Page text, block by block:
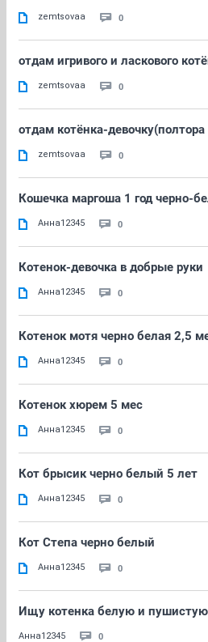
zemtsovaa 0
отдам игривого и ласкового
zemtsovaa 0
отдам котёнка-
zemtsovaa 0
Кошечка маргоша 1 год черно-
Анна12345 0
Котенок-девочка в добрые руки
Анна12345 0
Котенок мотя черно белая 2,5
Анна12345 0
Котенок хюрем 5 мес
Анна12345 0
Кот брысик черно белый 5 лет
Анна12345 0
Кот Степа черно белый
Анна12345 0
Ищу котенка белую и
Анна12345 0